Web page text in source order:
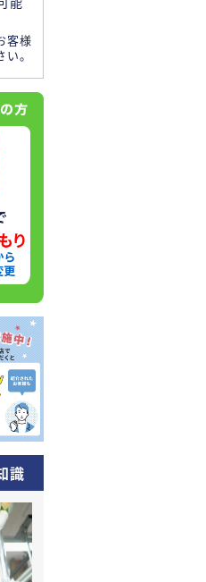
客様
。
識